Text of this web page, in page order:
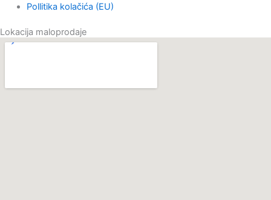
Pollitika kolačića (EU)
Lokacija maloprodaje